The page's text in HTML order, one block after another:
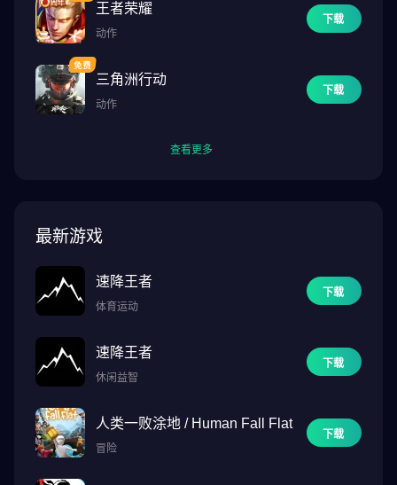
王者荣耀
动作
下载
三角洲行动
动作
下载
查看更多
最新游戏
速降王者
体育运动
下载
速降王者
休闲益智
下载
人类一败涂地 / Human Fall Flat
冒险
下载